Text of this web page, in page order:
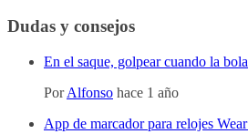
Dudas y consejos
En el saque, golpear cuando la
PorAlfonso hace 1 año
App de marcador para relojes